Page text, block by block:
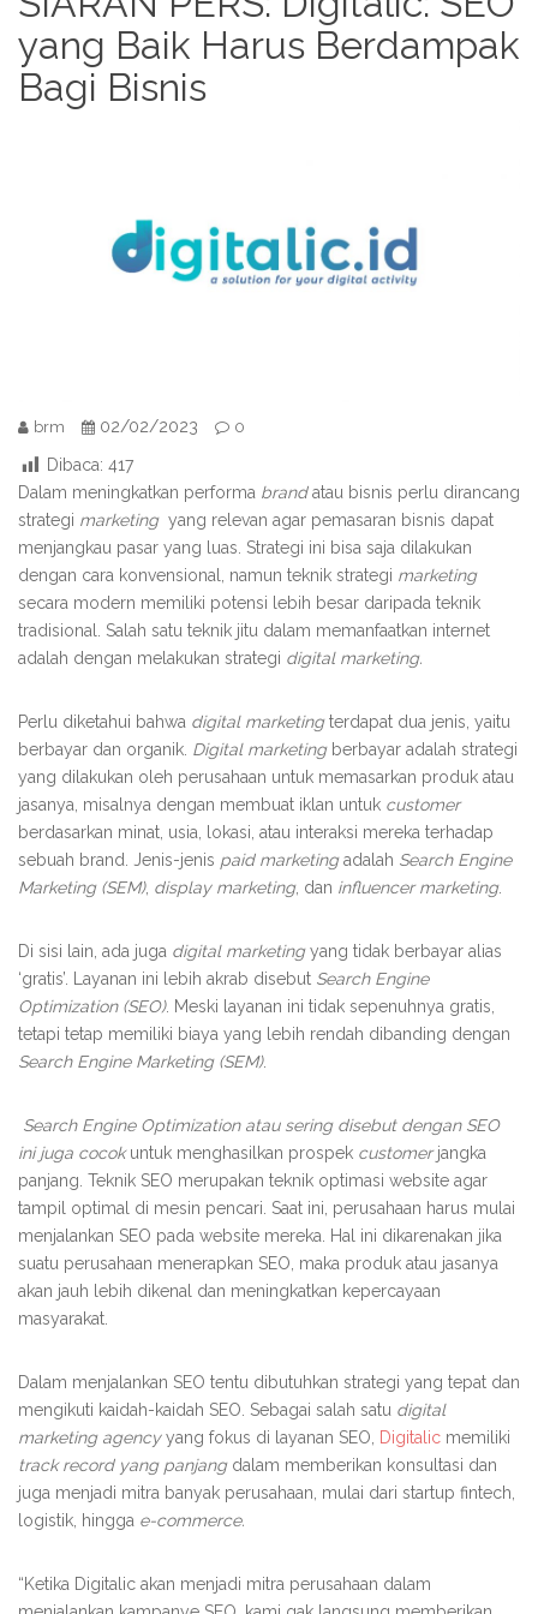
yang Baik Harus Berdampak
Bagi Bisnis
brm 02/02/2023 0
Dibaca: 417
Dalam meningkatkan performa brandatau bisnis perlu dirancang
strategi marketing yang relevan agar pemasaran bisnis dapat
menjangkau pasar yang luas. Strategi ini bisa saja dilakukan
dengan cara konvensional, namun teknik strategi marketing
secara modern memiliki potensi lebih besar daripada teknik
tradisional. Salah satu teknik jitu dalam memanfaatkan internet
adalah dengan melakukan strategi digital marketing.
Perlu diketahui bahwa digital marketingterdapat dua jenis, yaitu
berbayar dan organik. Digital marketingberbayar adalah strategi
yang dilakukan oleh perusahaan untuk memasarkan produk atau
jasanya, misalnya dengan membuat iklan untuk customer
berdasarkan minat, usia, lokasi, atau interaksi mereka terhadap
sebuah brand. Jenis-jenis paid marketingadalah Search Engine
Marketing (SEM), display marketing, dan influencer marketing.
Di sisi lain, ada juga digital marketingyang tidak berbayar alias
‘gratis’. Layanan ini lebih akrab disebut Search Engine
Optimization (SEO). Meski layanan ini tidak sepenuhnya gratis,
tetapi tetap memiliki biaya yang lebih rendah dibanding dengan
Search Engine Marketing (SEM).
Search Engine Optimization atau sering disebut dengan SEO
ini juga cocokuntuk menghasilkan prospek customerjangka
panjang. Teknik SEO merupakan teknik optimasi website agar
tampil optimal di mesin pencari. Saat ini, perusahaan harus mulai
menjalankan SEO pada website mereka. Hal ini dikarenakan jika
suatu perusahaan menerapkan SEO, maka produk atau jasanya
akan jauh lebih dikenal dan meningkatkan kepercayaan
masyarakat.
Dalam menjalankan SEO tentu dibutuhkan strategi yang tepat dan
mengikuti kaidah-kaidah SEO. Sebagai salah satu digital
marketing agencyyang fokus di layanan SEO, Digitalic memiliki
track record yang panjang dalam memberikan konsultasi dan
juga menjadi mitra banyak perusahaan, mulai dari startup fintech,
logistik, hingga e-commerce.
“Ketika Digitalic akan menjadi mitra perusahaan dalam